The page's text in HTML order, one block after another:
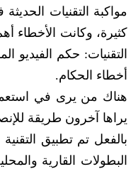
مواكبة التقنيات
كثيرة، وكانت الأخطاء
التقنيات: حكم الفيديو
أخطاء الحكام.
هناك من يرى في استعمال
يراها آخرون طريقة
بالفعل تم تطبيق
البطولات القارية